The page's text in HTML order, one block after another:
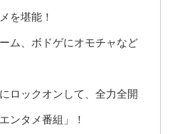
を堪能！
ム、ボドゲにオモチャなど
ロックオンして、全力全開
ンタメ番組」！